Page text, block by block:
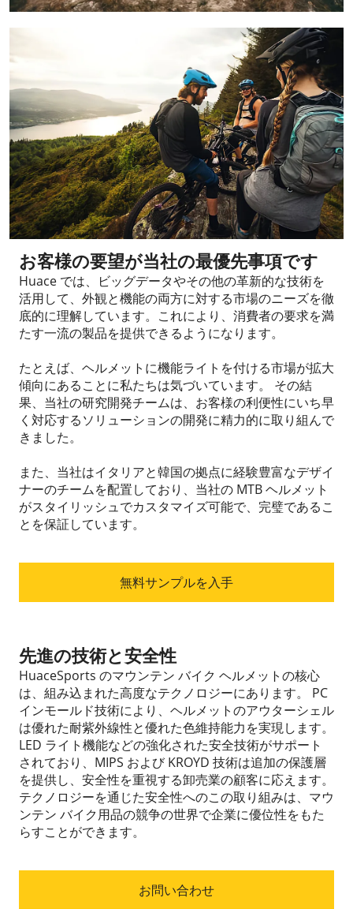
お客様の要望が当社の最優先事項です
Huace では、ビッグデータやその他の革新的な技術を
活用して、外観と機能の両方に対する市場のニーズを徹
底的に理解しています。これにより、消費者の要求を満
たす一流の製品を提供できるようになります。
たとえば、ヘルメットに機能ライトを付ける市場が拡大
傾向にあることに私たちは気づいています。 その結
果、当社の研究開発チームは、お客様の利便性にいち早
く対応するソリューションの開発に精力的に取り組んで
きました。
また、当社はイタリアと韓国の拠点に経験豊富なデザイ
ナーのチームを配置しており、当社の MTB ヘルメット
がスタイリッシュでカスタマイズ可能で、完璧であるこ
とを保証しています。
無料サンプルを入手
先進の技術と安全性
HuaceSports のマウンテン バイク ヘルメットの核心
は、組み込まれた高度なテクノロジーにあります。 PC
インモールド技術により、ヘルメットのアウターシェル
は優れた耐紫外線性と優れた色維持能力を実現します。
LED ライト機能などの強化された安全技術がサポート
されており、MIPS および KROYD 技術は追加の保護層
を提供し、安全性を重視する卸売業の顧客に応えます。
テクノロジーを通じた安全性へのこの取り組みは、マウ
ンテン バイク用品の競争の世界で企業に優位性をもた
らすことができます。
お問い合わせ